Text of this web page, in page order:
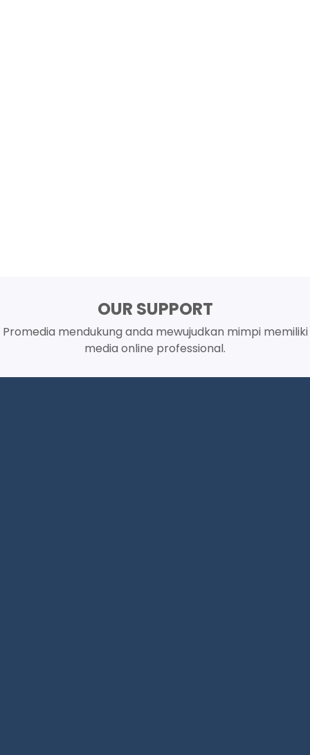
OUR SUPPORT
Promedia mendukung anda mewujudkan mimpi memiliki
media online professional.